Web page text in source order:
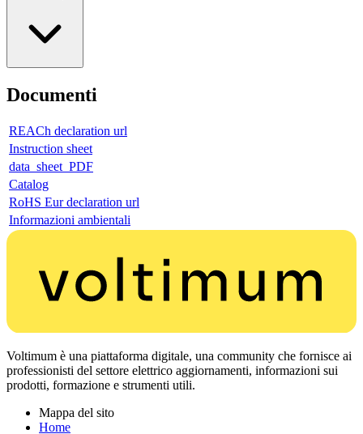
Documenti
REACh declaration url
Instruction sheet
data_sheet_PDF
Catalog
RoHS Eur declaration url
Informazioni ambientali
Voltimum è una piattaforma digitale, una community che fornisce ai
professionisti del settore elettrico aggiornamenti, informazioni sui
prodotti, formazione e strumenti utili.
Mappa del sito
Home